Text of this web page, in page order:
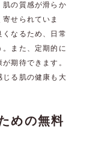
の質感が滑らか
せられていま
なるため、日常
また、定期的に
期待できます。
る肌の健康も大
めの無料